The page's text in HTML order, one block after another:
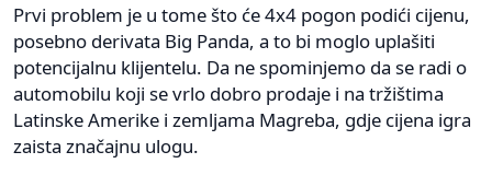
Prvi problem je u tome što će 4x4 pogon podići cijenu,
posebno derivata Big Panda, a to bi moglo uplašiti
potencijalnu klijentelu. Da ne spominjemo da se radi o
automobilu koji se vrlo dobro prodaje i na tržištima
Latinske Amerike i zemljama Magreba, gdje cijena igra
zaista značajnu ulogu.